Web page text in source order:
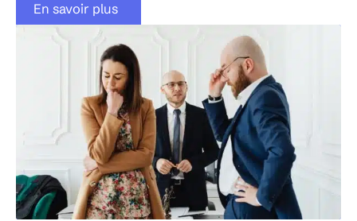
En savoir plus